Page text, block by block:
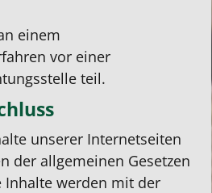
einem
vor einer
teil.
unserer Internetseiten
der allgemeinen Gesetzen
werden mit der